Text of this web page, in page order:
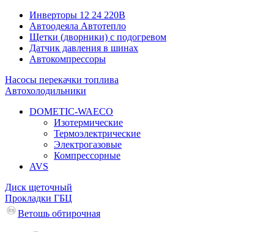
Инверторы 12 24 220В
Автоодеяла Автотепло
Щетки (дворники) с подогревом
Датчик давления в шинах
Автокомпрессоры
Насосы перекачки топлива
Автохолодильники
DOMETIC-WAECO
Изотермические
Термоэлектрические
Электрогазовые
Компрессорные
AVS
Диск щеточный
Прокладки ГБЦ
Ветошь обтирочная